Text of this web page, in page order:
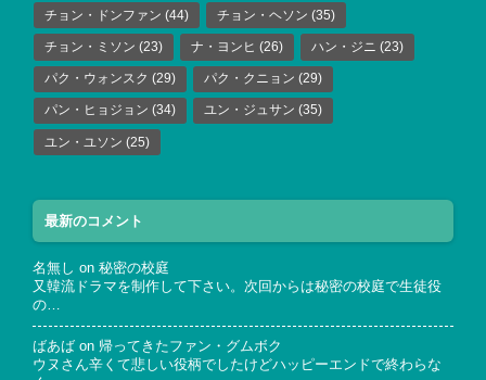
チョン・ドンファン (44) チョン・ヘソン (35)
チョン・ミソン (23) ナ・ヨンヒ (26) ハン・ジニ (23)
パク・ウォンスク (29) パク・クニョン (29)
パン・ヒョジョン (34) ユン・ジュサン (35)
ユン・ユソン (25)
最新のコメント
名無し on 秘密の校庭
又韓流ドラマを制作して下さい。次回からは秘密の校庭で生徒役
の…
ばあば on 帰ってきたファン・グムボク
ウヌさん辛くて悲しい役柄でしたけどハッピーエンドで終わらな